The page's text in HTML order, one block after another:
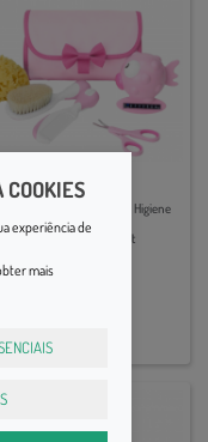
Higiene
Necessaire Conjunto de Higiene
Rosa My first Beauty Set
29,99€
experiência de
mais